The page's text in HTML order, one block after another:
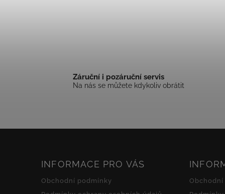
Záruční i pozáruční servis
Na nás se můžete kdykoliv obrátit
INFORMACE PRO VÁS
Obchodní podmínky